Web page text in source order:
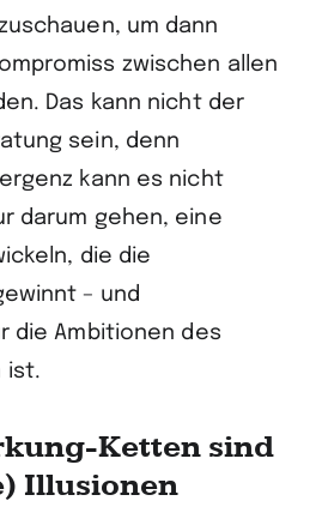
um dann
zwischen allen
Das kann nicht der
sein, denn
kann es nicht
darum gehen, eine
die die
– und
die Ambitionen des
ist.
Ketten sind
Illusionen